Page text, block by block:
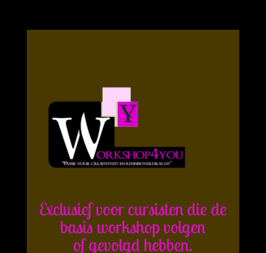
Exclusief voor cursisten die de
basis workshop volgen
of gevolgd hebben.